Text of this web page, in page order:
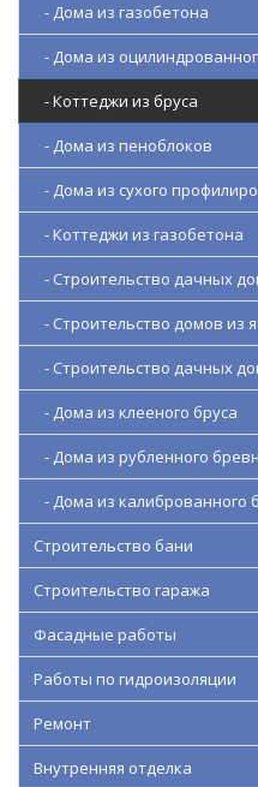
- Дома из газобетона
- Дома из
- Коттеджи из бруса
- Дома из пеноблоков
- Дома из сухого
- Коттеджи из газобетона
- Строительство дачных
- Строительство домов из
- Строительство дачных
- Дома из клееного бруса
- Дома из рубленного
- Дома из калиброванного
Строительство бани
Строительство гаража
Фасадные работы
Работы по гидроизоляции
Ремонт
Внутренняя отделка